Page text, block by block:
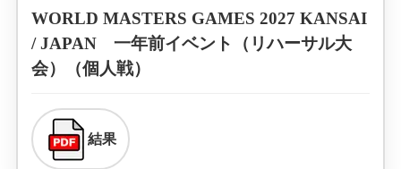
WORLD MASTERS GAMES 2027 KANSAI
/ JAPAN 一年前イベント（リハーサル大
会）（個人戦）
結果